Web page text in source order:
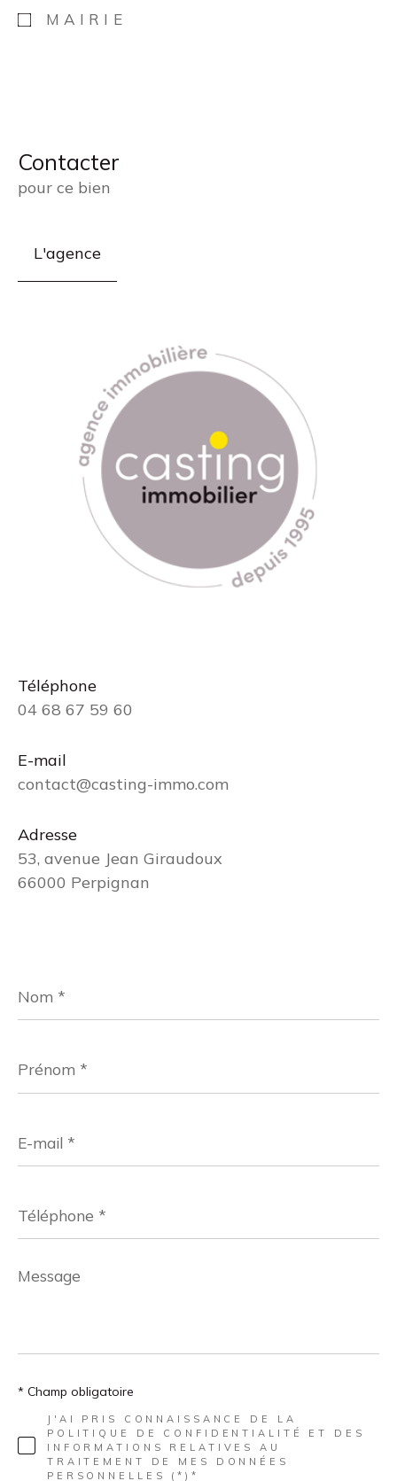
MAIRIE
Contacter
pour ce bien
L'agence
Téléphone
04 68 67 59 60
E-mail
contact@casting-immo.com
Adresse
53, avenue Jean Giraudoux
66000 Perpignan
*
*
mail
*
*
Message
*
J'AI PRIS CONNAISSANCE DE LA
POLITIQUE DE CONFIDENTIALITÉ ET DES
INFORMATIONS RELATIVES AU
TRAITEMENT DE MES DONNÉES
PERSONNELLES (*)*
* Champ obligatoire